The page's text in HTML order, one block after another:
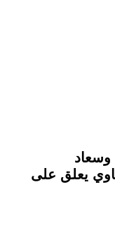
وسعاد
يعلق على